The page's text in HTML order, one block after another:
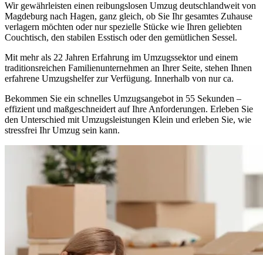
Wir gewährleisten einen reibungslosen Umzug deutschlandweit von
Magdeburg nach Hagen, ganz gleich, ob Sie Ihr gesamtes Zuhause
verlagern möchten oder nur spezielle Stücke wie Ihren geliebten
Couchtisch, den stabilen Esstisch oder den gemütlichen Sessel.
Mit mehr als 22 Jahren Erfahrung im Umzugssektor und einem
traditionsreichen Familienunternehmen an Ihrer Seite, stehen Ihnen
erfahrene Umzugshelfer zur Verfügung. Innerhalb von nur ca.
Bekommen Sie ein schnelles Umzugsangebot in 55 Sekunden –
effizient und maßgeschneidert auf Ihre Anforderungen. Erleben Sie
den Unterschied mit Umzugsleistungen Klein und erleben Sie, wie
stressfrei Ihr Umzug sein kann.